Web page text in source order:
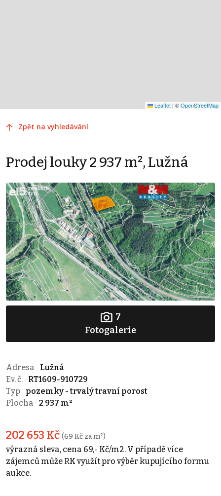
Leaflet | ©OpenStreetMap
Zpět na vyhledávání
Prodej louky 2 937 m², Lužná
7
Fotogalerie
Adresa
Lužná
Ev. č.
RT1609-910729
Typ
pozemky - trvalý travní porost
Plocha
2 937 m²
202 653 Kč (69 Kč za m²)
výrazná sleva, cena 69,- Kč/m2. V případě více
zájemců může RK využít pro výběr kupujícího formu
aukce.